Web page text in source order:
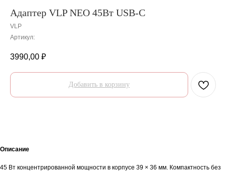
Адаптер VLP NEO 45Вт USB-С
VLP
Артикул:
3990,00 ₽
Добавить в корзину
Описание
45 Вт концентрированной мощности в корпусе 39 × 36 мм. Компактность без